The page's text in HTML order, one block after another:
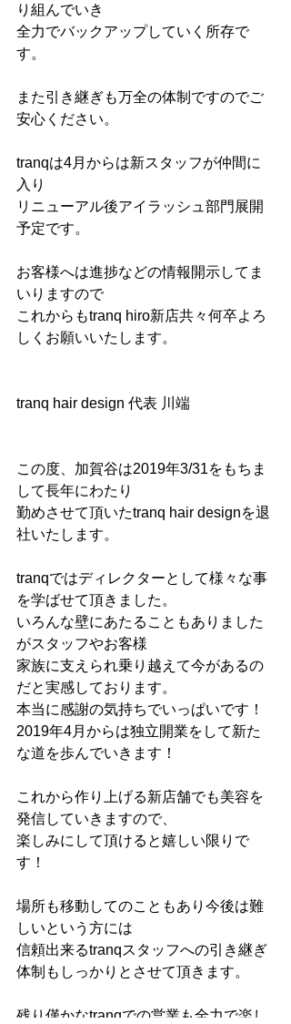
り組んでいき
全力でバックアップしていく所存で
す。
また引き継ぎも万全の体制ですのでご
安心ください。
tranqは4月からは新スタッフが仲間に
入り
リニューアル後アイラッシュ部門展開
予定です。
お客様へは進捗などの情報開示してま
いりますので
これからもtranq hiro新店共々何卒よろ
しくお願いいたします。
tranq hair design 代表 川端
この度、加賀谷は2019年3/31をもちま
して長年にわたり
勤めさせて頂いたtranq hair designを退
社いたします。
tranqではディレクターとして様々な事
を学ばせて頂きました。
いろんな壁にあたることもありました
がスタッフやお客様
家族に支えられ乗り越えて今があるの
だと実感しております。
本当に感謝の気持ちでいっぱいです！
2019年4月からは独立開業をして新た
な道を歩んでいきます！
これから作り上げる新店舗でも美容を
発信していきますので、
楽しみにして頂けると嬉しい限りで
す！
場所も移動してのこともあり今後は難
しいという方には
信頼出来るtranqスタッフへの引き継ぎ
体制もしっかりとさせて頂きます。
残り僅かなtranqでの営業も全力で楽し